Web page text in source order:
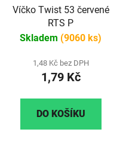
Víčko Twist 53 červené
RTS P
Skladem (9060 ks)
1,48 Kč bez DPH
1,79 Kč
DO KOŠÍKU